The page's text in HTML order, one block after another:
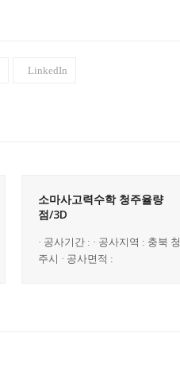
LinkedIn
소마사고력수학 청주율량
점/3D
· 공사기간 : · 공사지역 : 충북 청
주시 · 공사면적 :